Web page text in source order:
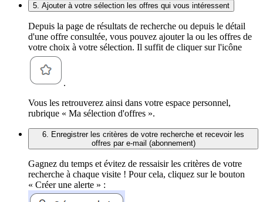
5. Ajouter à votre sélection les offres qui vous intéressent
Depuis la page de résultats de recherche ou depuis le détail
d'une offre consultée, vous pouvez ajouter la ou les offres de
votre choix à votre sélection. Il suffit de cliquer sur l'icône
.
Vous les retrouverez ainsi dans votre espace personnel,
rubrique « Ma sélection d'offres ».
6. Enregistrer les critères de votre recherche et recevoir les
offres par e-mail (abonnement)
Gagnez du temps et évitez de ressaisir les critères de votre
recherche à chaque visite ! Pour cela, cliquez sur le bouton
« Créer une alerte » :